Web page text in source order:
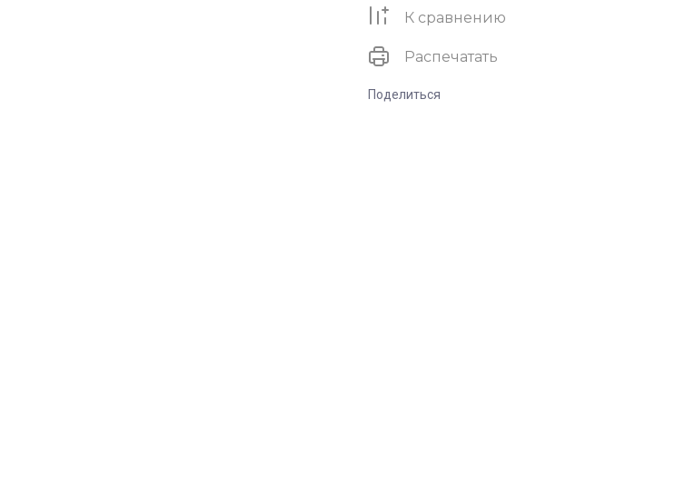
К сравнению
Поделиться
Распечатать